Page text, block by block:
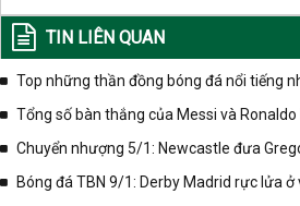
TIN LIÊN QUAN
Top những thần đồng bóng đá nổi tiếng
Tổng số bàn thắng của Messi và
Chuyển nhượng 5/1: Newcastle đưa
Bóng đá TBN 9/1: Derby Madrid rực lửa ở